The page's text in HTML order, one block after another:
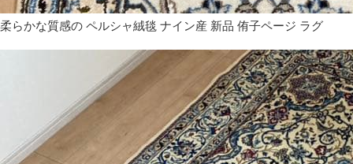
柔らかな質感の ペルシャ絨毯 ナイン産 新品 侑子ページ ラグ